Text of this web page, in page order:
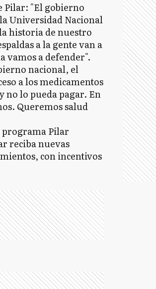
Pilar: "El gobierno
Universidad Nacional
historia de nuestro
a la gente van a
vamos a defender".
nacional, el
a los medicamentos
no lo pueda pagar. En
Queremos salud
programa Pilar
reciba nuevas
con incentivos